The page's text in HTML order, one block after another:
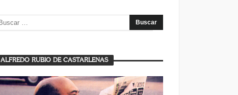
ALFREDO RUBIO DE CASTARLENAS